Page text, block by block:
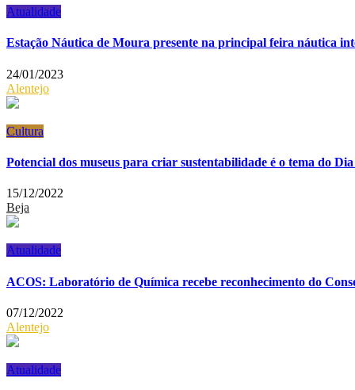
Atualidade
Estação Náutica de Moura presente na principal feira náutica
24/01/2023
Alentejo
Cultura
Potencial dos museus para criar sustentabilidade é o tema do
15/12/2022
Beja
Atualidade
ACOS: Laboratório de Química recebe reconhecimento do
07/12/2022
Alentejo
Atualidade